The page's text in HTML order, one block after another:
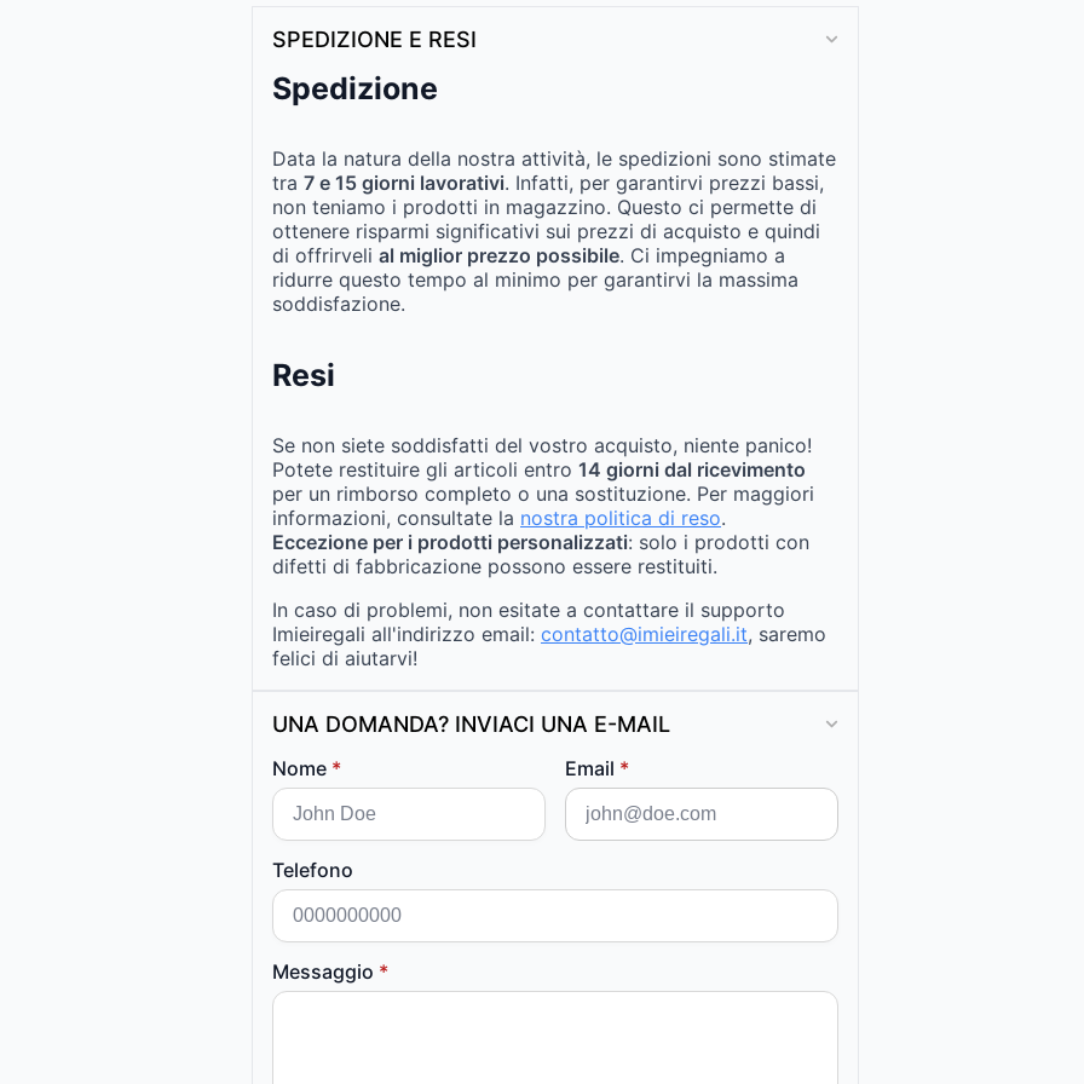
SPEDIZIONE E RESI
Spedizione
Data la natura della nostra attività, le spedizioni sono stimate
tra 7 e 15 giorni lavorativi. Infatti, per garantirvi prezzi bassi,
non teniamo i prodotti in magazzino. Questo ci permette di
ottenere risparmi significativi sui prezzi di acquisto e quindi
di offrirveli al miglior prezzo possibile. Ci impegniamo a
ridurre questo tempo al minimo per garantirvi la massima
soddisfazione.
Resi
Se non siete soddisfatti del vostro acquisto, niente panico!
Potete restituire gli articoli entro 14 giorni dal ricevimento
per un rimborso completo o una sostituzione. Per maggiori
informazioni, consultate la nostra politica di reso.
Eccezione per i prodotti personalizzati: solo i prodotti con
difetti di fabbricazione possono essere restituiti.
In caso di problemi, non esitate a contattare il supporto
Imieiregali all'indirizzo email: contatto@imieiregali.it, saremo
felici di aiutarvi!
UNA DOMANDA? INVIACI UNA E-MAIL
Nome * Email *
Telefono
Messaggio *